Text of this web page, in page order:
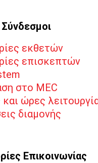
εκθετών
επισκεπτών
στο MEC
ώρες
διαμονής
Επικοινωνίας